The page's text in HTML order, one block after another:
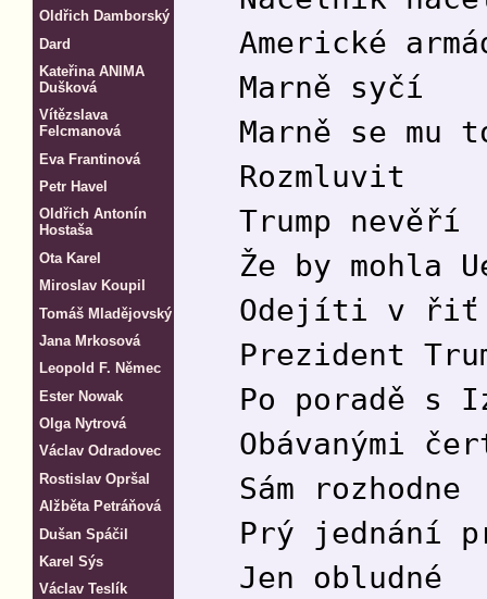
Oldřich Damborský
Dard
Kateřina ANIMA
Dušková
Vítězslava
Felcmanová
Eva Frantinová
Petr Havel
Oldřich Antonín
Hostaša
Ota Karel
Miroslav Koupil
Tomáš Mladějovský
Jana Mrkosová
Leopold F. Němec
Ester Nowak
Olga Nytrová
Václav Odradovec
Rostislav Opršal
Alžběta Petráňová
Dušan Spáčil
Karel Sýs
Václav Teslík
Americké
Marně syčí
Marně se mu
Rozmluvit
Trump nevěří
Že by mohla
Odejíti v řiť
Prezident
Po poradě s
Obávanými
Sám rozhodne
Prý jednání
Jen obludné